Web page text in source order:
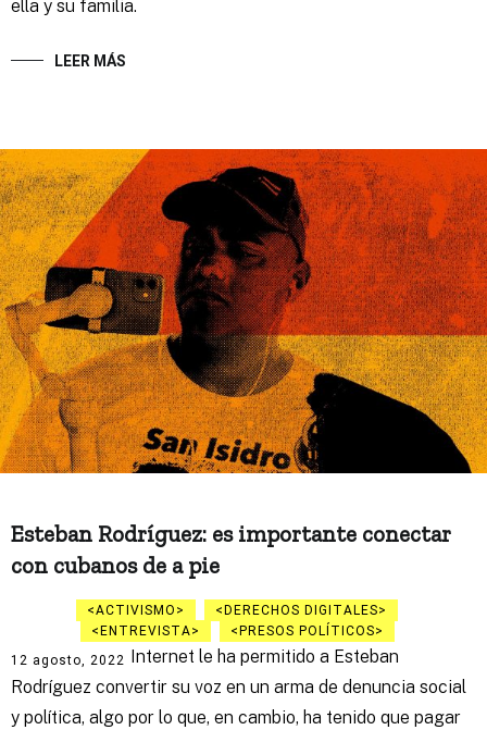
ella y su familia.
LEER MÁS
Esteban Rodríguez: es importante conectar
con cubanos de a pie
ACTIVISMO
DERECHOS DIGITALES
ENTREVISTA
PRESOS POLÍTICOS
12 agosto, 2022
Internet le ha permitido a Esteban
Rodríguez convertir su voz en un arma de denuncia social
y política, algo por lo que, en cambio, ha tenido que pagar